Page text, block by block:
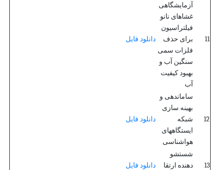
11
آزمایشگاهی
غشاهای نانو
فیلتراسیون
برای حذف
فلزات سمی
سنگین آب و
بهبود کیفیت
آب
دانلود فایل
12
ساماندهی و
بهینه سازی
شبکه
ایستگاههای
هواشناسی
دانلود فایل
13
شستشو
دهنده ارتقا
دانلود فایل